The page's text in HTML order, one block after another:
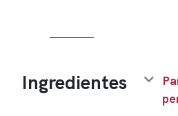
Ingredientes